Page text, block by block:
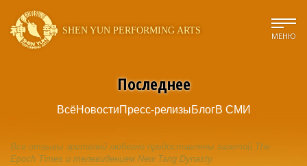
SHEN YUN PERFORMING ARTS
МЕНЮ
Последнее
ВсёНовостиПресс-релизыБлогВ СМИ
Все отзывы зрителей любезно предоставлены газетой The
Epoch Times и телевидением New Tang Dynasty.